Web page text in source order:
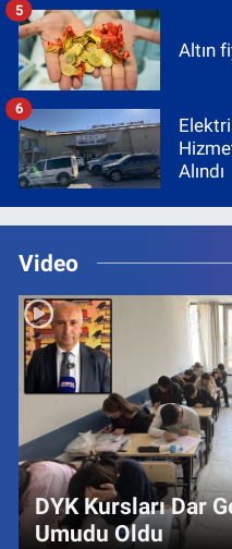
Altın
5
Alındı
6
Video
DYK Kursları Dar
Umudu Oldu